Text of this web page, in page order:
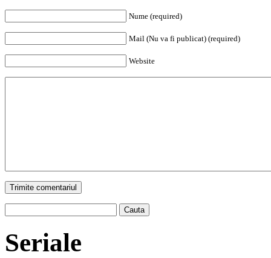
Nume (required)
Mail (Nu va fi publicat) (required)
Website
Trimite comentariul
Cauta
Seriale